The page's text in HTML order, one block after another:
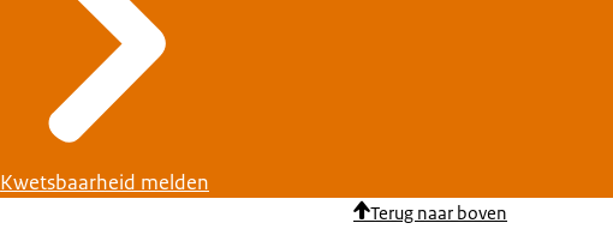
Kwetsbaarheid melden
Terug naar boven